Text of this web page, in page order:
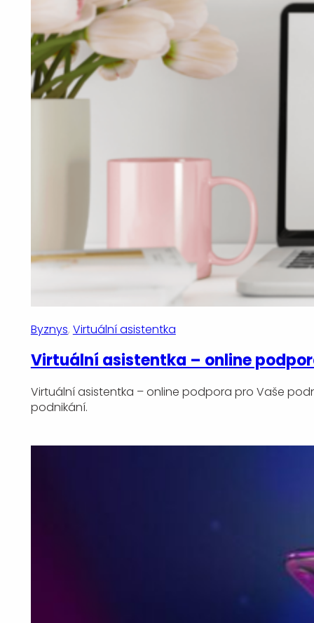
Byznys, Virtuální asistentka
Virtuální asistentka – online
Virtuální asistentka – online podpora pro Vaše
podnikání.